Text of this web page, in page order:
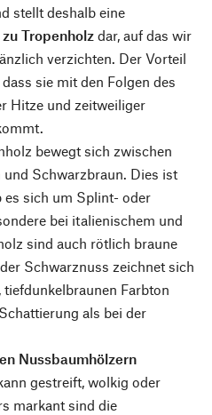
stellt deshalb eine
Tropenholz dar, auf das wir
verzichten. Der Vorteil
sie mit den Folgen des
Hitze und zeitweiliger
bewegt sich zwischen
Schwarzbraun. Dies ist
es sich um Splint- oder
bei italienischem und
sind auch rötlich braune
Schwarznuss zeichnet sich
Farbton
als bei der
Nussbaumhölzern
gestreift, wolkig oder
markant sind die